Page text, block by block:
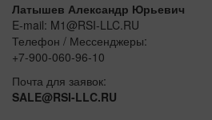
Латышев Александр Юрьевич
E-mail: M1@RSI-LLC.RU
Телефон / Мессенджеры:
+7-900-060-96-10
Почта для заявок:
SALE@RSI-LLC.RU